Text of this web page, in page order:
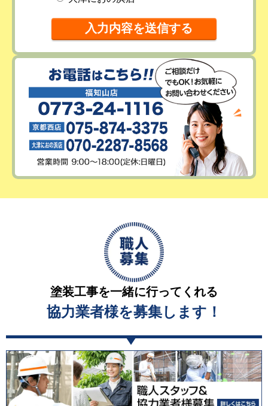
塗装工事を一緒に行ってくれる
協力業者様を募集します！